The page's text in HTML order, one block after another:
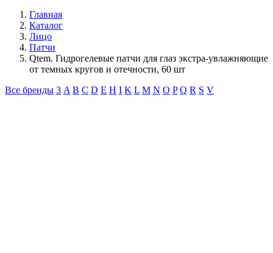
Главная
Каталог
Лицо
Патчи
Qtem. Гидрогелевые патчи для глаз экстра-увлажняющие
от темных кругов и отечности, 60 шт
Все бренды 3 A B C D E H I K L M N O P Q R S V